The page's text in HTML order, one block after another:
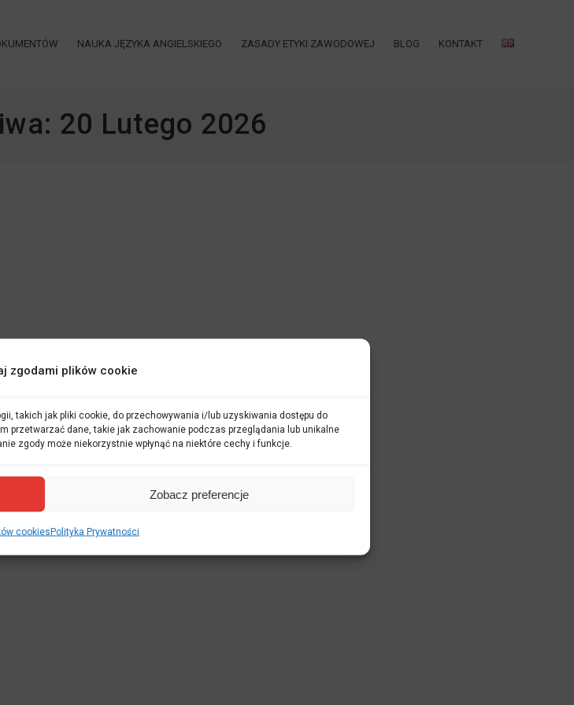
zgodami plików cookie
takich jak pliki cookie, do przechowywania i/lub uzyskiwania dostępu do
przetwarzać dane, takie jak zachowanie podczas przeglądania lub unikalne
zgody może niekorzystnie wpłynąć na niektóre cechy i funkcje.
Zobacz preferencje
cookiesPolityka Prywatności
NAUKA JĘZYKA ANGIELSKIEGO ZASADY ETYKI ZAWODOWEJ BLOG KONTAKT
20 Lutego 2026